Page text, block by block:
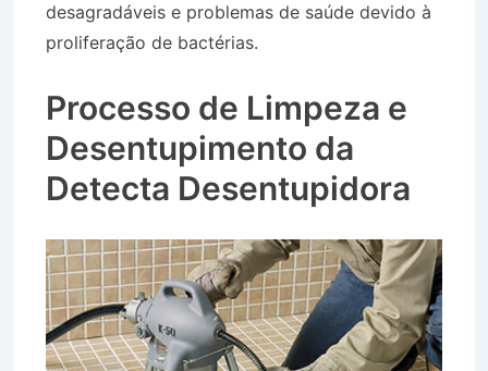
desagradáveis e problemas de saúde devido à
proliferação de bactérias.
Processo de Limpeza e
Desentupimento da
Detecta Desentupidora